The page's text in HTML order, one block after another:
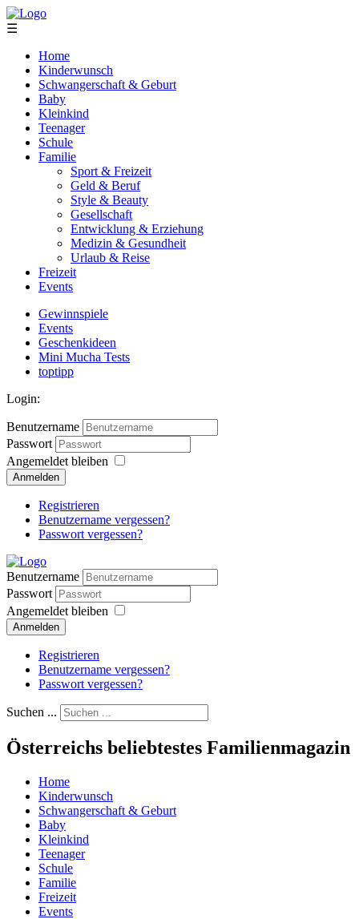
☰
Home
Kinderwunsch
Schwangerschaft & Geburt
Baby
Kleinkind
Teenager
Schule
Familie
Sport & Freizeit
Geld & Beruf
Style & Beauty
Gesellschaft
Entwicklung & Erziehung
Medizin & Gesundheit
Urlaub & Reise
Freizeit
Events
Gewinnspiele
Events
Geschenkideen
Mini Mucha Tests
toptipp
Login:
Benutzername
Passwort
Angemeldet bleiben
Anmelden
Registrieren
Benutzername vergessen?
Passwort vergessen?
Benutzername
Passwort
Angemeldet bleiben
Anmelden
Registrieren
Benutzername vergessen?
Passwort vergessen?
Suchen ...
Österreichs beliebtestes Familienmagazin
Home
Kinderwunsch
Schwangerschaft & Geburt
Baby
Kleinkind
Teenager
Schule
Familie
Freizeit
Events